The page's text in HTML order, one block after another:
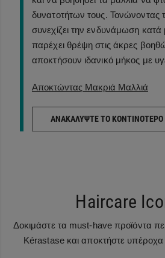
δυνατοτήτων τους. Τονώνοντας
συνεχίζει την ενδυνάμωση
παρέχει θρέψη στις άκρες
αποκτήσουν ιδανικό μήκος με
Αποκτώντας Μακριά Μαλλιά
ΑΝΑΚΑΛΎΨΤΕ ΤΟ
Haircare
Δοκιμάστε τα must-have προϊόντα
Kérastase και αποκτήστε